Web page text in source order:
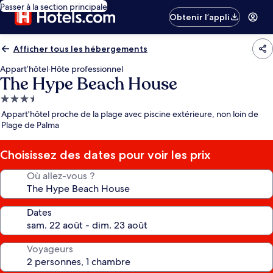
Passer à la section principale
Obtenir l’appli
Afficher tous les hébergements
Appart’hôtel·Hôte professionnel
The Hype Beach House
Hébergement
3.5 étoiles
Appart'hôtel proche de la plage avec piscine extérieure, non loin de
Plage de Palma
Choisissez des dates pour voir les prix
Où allez-vous ?
Dates
Voyageurs